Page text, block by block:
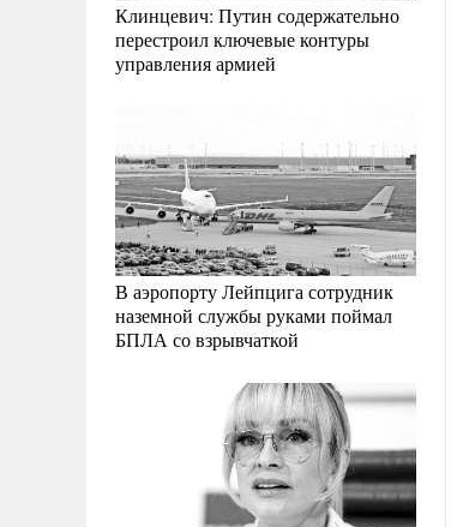
Клинцевич: Путин содержательно
перестроил ключевые контуры
управления армией
В аэропорту Лейпцига сотрудник
наземной службы руками поймал
БПЛА со взрывчаткой